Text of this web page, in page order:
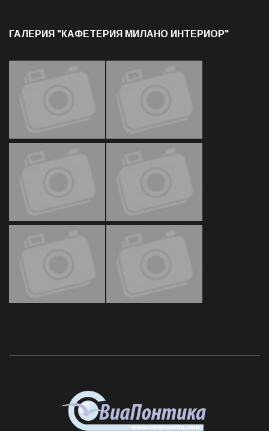
ГАЛЕРИЯ "КАФЕТЕРИЯ МИЛАНО ИНТЕРИОР"